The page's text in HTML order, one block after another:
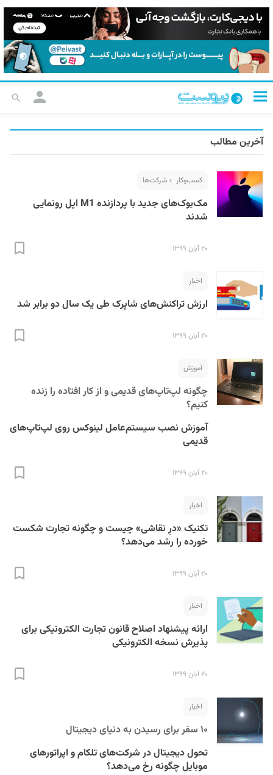
آخرین مطالب
کسب‌و‌کار شرکت‌ها
مک‌بوک‌های جدید با پردازنده M1 اپل رونمایی
شدند
۲۰ آبان ۱۳۹۹
اخبار
ارزش تراکنش‌های شاپرک طی یک سال دو برابر شد
۲۰ آبان ۱۳۹۹
آموزش
چگونه لپ‌تاپ‌های قدیمی و از کار افتاده را زنده
کنیم؟
آموزش نصب سیستم‌عامل لینوکس روی لپ‌تاپ‌های
قدیمی
۲۰ آبان ۱۳۹۹
اخبار
تکنیک «درِ نقاشی» چیست و چگونه تجارت شکست
خورده را رشد می‌دهد؟
۲۰ آبان ۱۳۹۹
اخبار
ارائه پیشنهاد اصلاح قانون تجارت الکترونیکی برای
پذیرش نسخه الکترونیکی
۲۰ آبان ۱۳۹۹
اخبار
۱۰ سفر برای رسیدن به دنیای دیجیتال
تحول دیجیتال در شرکت‌های تلکام و اپراتورهای
موبایل چگونه رخ می‌دهد؟